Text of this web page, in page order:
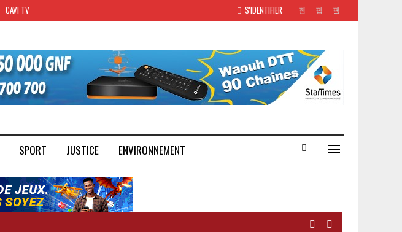
S'IDENTIFIER
CAVI TV
SPORT JUSTICE ENVIRONNEMENT